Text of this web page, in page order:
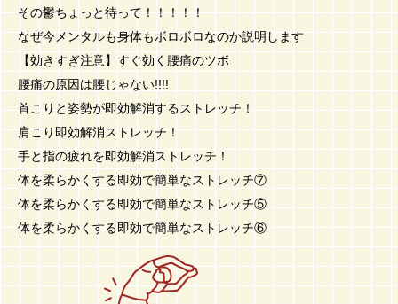
その鬱ちょっと待って！！！！！
なぜ今メンタルも身体もボロボロなのか説明します
【効きすぎ注意】すぐ効く腰痛のツボ
腰痛の原因は腰じゃない!!!!
首こりと姿勢が即効解消するストレッチ！
肩こり即効解消ストレッチ！
手と指の疲れを即効解消ストレッチ！
体を柔らかくする即効で簡単なストレッチ⑦
体を柔らかくする即効で簡単なストレッチ⑤
体を柔らかくする即効で簡単なストレッチ⑥